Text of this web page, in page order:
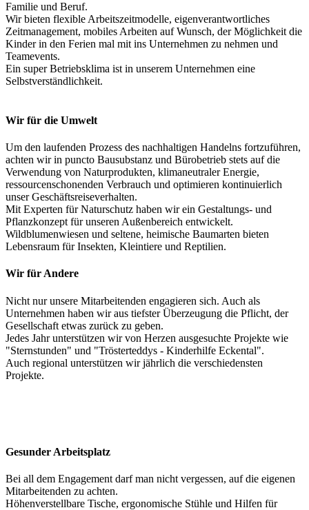
Familie und Beruf.
Wir bieten flexible Arbeitszeitmodelle, eigenverantwortliches
Zeitmanagement, mobiles Arbeiten auf Wunsch, der Möglichkeit die
Kinder in den Ferien mal mit ins Unternehmen zu nehmen und
Teamevents.
Ein super Betriebsklima ist in unserem Unternehmen eine
Selbstverständlichkeit.
Wir für die Umwelt
Um den laufenden Prozess des nachhaltigen Handelns fortzuführen,
achten wir in puncto Bausubstanz und Bürobetrieb stets auf die
Verwendung von Naturprodukten, klimaneutraler Energie,
ressourcenschonenden Verbrauch und optimieren kontinuierlich
unser Geschäftsreiseverhalten.
Mit Experten für Naturschutz haben wir ein Gestaltungs- und
Pflanzkonzept für unseren Außenbereich entwickelt.
Wildblumenwiesen und seltene, heimische Baumarten bieten
Lebensraum für Insekten, Kleintiere und Reptilien.
Wir für Andere
Nicht nur unsere Mitarbeitenden engagieren sich. Auch als
Unternehmen haben wir aus tiefster Überzeugung die Pflicht, der
Gesellschaft etwas zurück zu geben.
Jedes Jahr unterstützen wir von Herzen ausgesuchte Projekte wie
"Sternstunden" und "Trösterteddys - Kinderhilfe Eckental".
Auch regional unterstützen wir jährlich die verschiedensten
Projekte.
Gesunder Arbeitsplatz
Bei all dem Engagement darf man nicht vergessen, auf die eigenen
Mitarbeitenden zu achten.
Höhenverstellbare Tische, ergonomische Stühle und Hilfen für